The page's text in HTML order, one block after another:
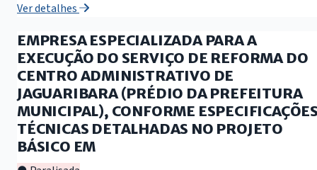
Ver detalhes
EMPRESA ESPECIALIZADA PARA A
EXECUÇÃO DO SERVIÇO DE REFORMA DO
CENTRO ADMINISTRATIVO DE
JAGUARIBARA (PRÉDIO DA PREFEITURA
MUNICIPAL), CONFORME
TÉCNICAS DETALHADAS NO PROJETO
BÁSICO EM